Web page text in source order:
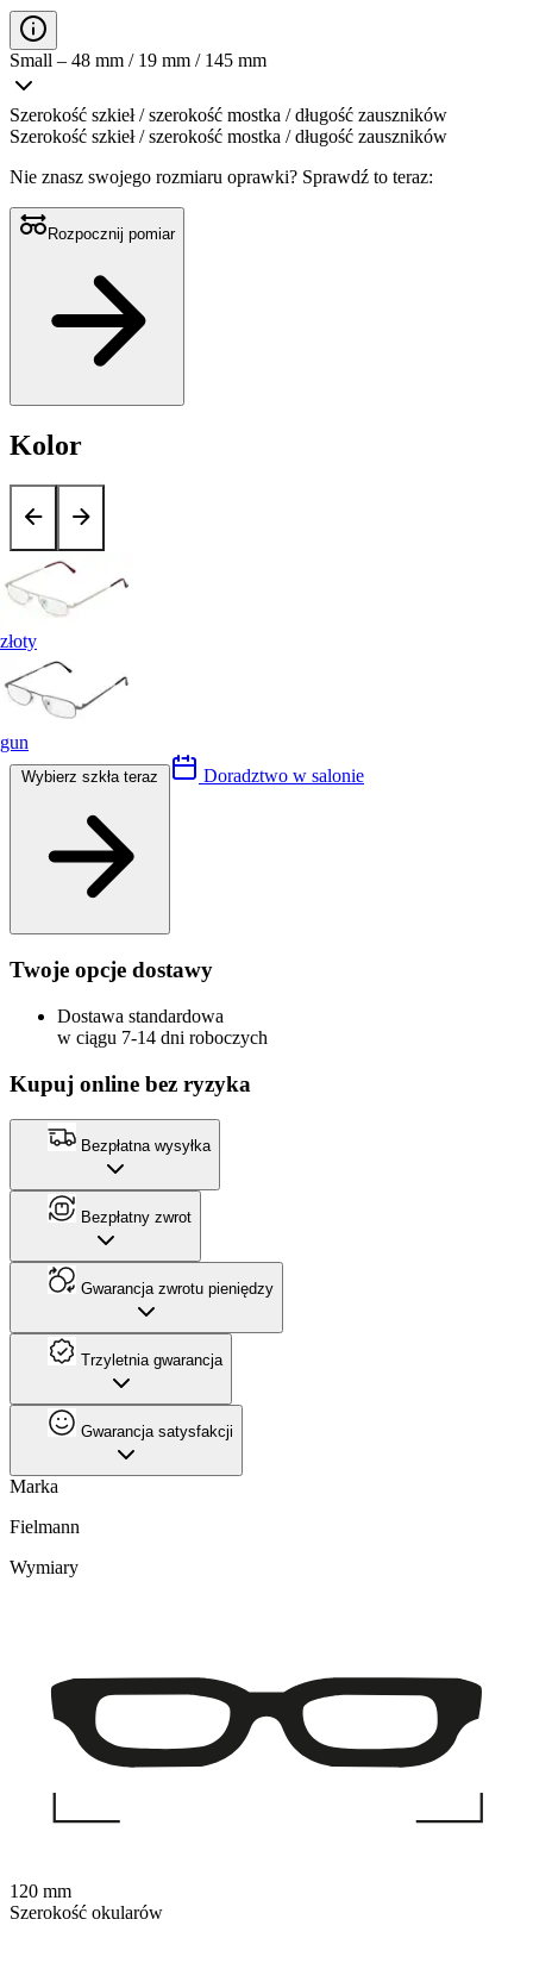
Small – 48 mm / 19 mm / 145 mm
Szerokość szkieł / szerokość mostka / długość zauszników
Szerokość szkieł / szerokość mostka / długość zauszników
Nie znasz swojego rozmiaru oprawki? Sprawdź to teraz:
Rozpocznij pomiar
Kolor
złoty
gun
Doradztwo w salonie
Twoje opcje dostawy
Dostawa standardowa
w ciągu 7-14 dni roboczych
Kupuj online bez ryzyka
Bezpłatna wysyłka
Bezpłatny zwrot
Gwarancja zwrotu pieniędzy
Trzyletnia gwarancja
Gwarancja satysfakcji
Marka
Fielmann
Wymiary
120 mm
Szerokość okularów